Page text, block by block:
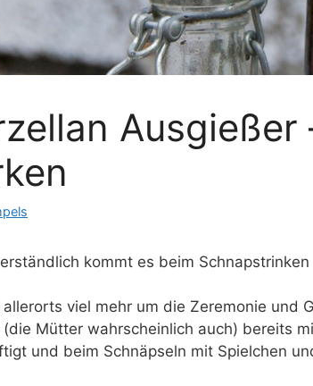
kommt es beim
allerorts viel mehr um die Zeremonie und
(die Mütter wahrscheinlich auch) bereits
und beim Schnäpseln mit Spielchen